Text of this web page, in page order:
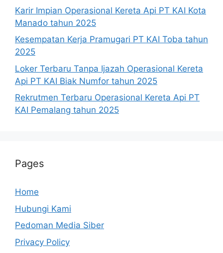
Karir Impian Operasional Kereta Api PT KAI Kota
Manado tahun 2025
Kesempatan Kerja Pramugari PT KAI Toba tahun
2025
Loker Terbaru Tanpa Ijazah Operasional Kereta
Api PT KAI Biak Numfor tahun 2025
Rekrutmen Terbaru Operasional Kereta Api PT
KAI Pemalang tahun 2025
Pages
Home
Hubungi Kami
Pedoman Media Siber
Privacy Policy